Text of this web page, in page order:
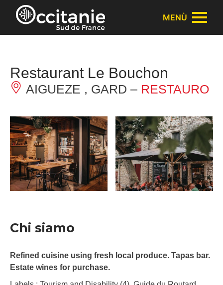
Pannello di gestione dei cookies
MENÙ
Restaurant Le Bouchon
AIGUEZE , GARD – RESTAURO
Chi siamo
Refined cuisine using fresh local produce. Tapas bar.
Estate wines for purchase.